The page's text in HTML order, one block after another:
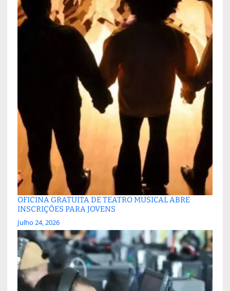
OFICINA GRATUITA DE TEATRO MUSICAL ABRE
INSCRIÇÕES PARA JOVENS
Julho 24, 2026